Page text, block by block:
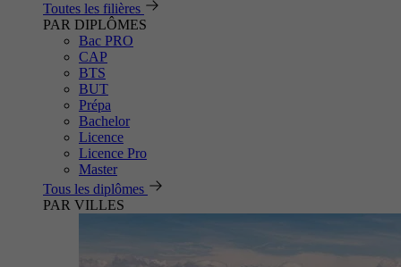
Toutes les filières
PAR DIPLÔMES
Bac PRO
CAP
BTS
BUT
Prépa
Bachelor
Licence
Licence Pro
Master
Tous les diplômes
PAR VILLES